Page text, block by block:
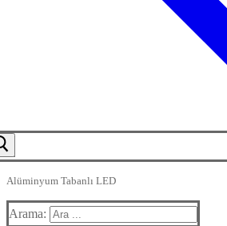
Alüminyum Tabanlı LED
Arama: